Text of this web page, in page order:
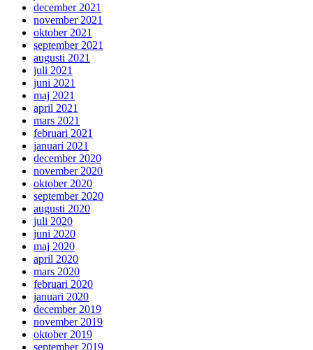
december 2021
november 2021
oktober 2021
september 2021
augusti 2021
juli 2021
juni 2021
maj 2021
april 2021
mars 2021
februari 2021
januari 2021
december 2020
november 2020
oktober 2020
september 2020
augusti 2020
juli 2020
juni 2020
maj 2020
april 2020
mars 2020
februari 2020
januari 2020
december 2019
november 2019
oktober 2019
september 2019